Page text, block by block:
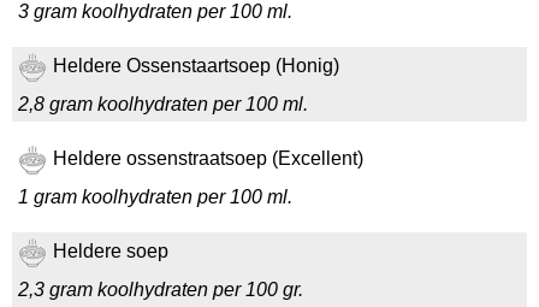
3 gram koolhydraten per 100 ml.
Heldere Ossenstaartsoep (Honig)
2,8 gram koolhydraten per 100 ml.
Heldere ossenstraatsoep (Excellent)
1 gram koolhydraten per 100 ml.
Heldere soep
2,3 gram koolhydraten per 100 gr.